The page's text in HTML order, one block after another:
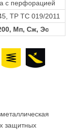
с перфорацией
TP TC 019/2011
Мп, Сж, Эс
защитных